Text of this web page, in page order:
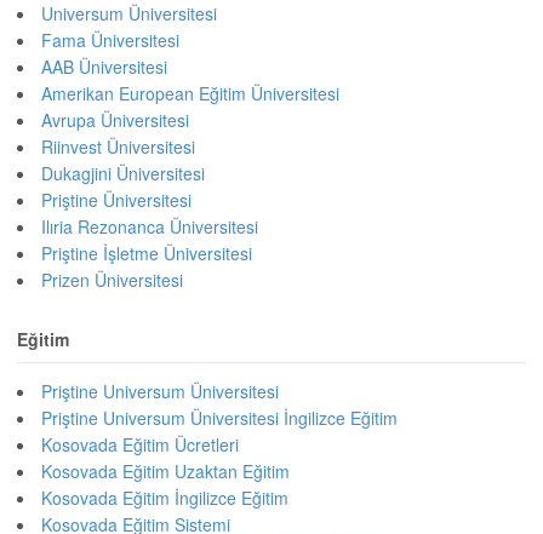
Universum Üniversitesi
Fama Üniversitesi
AAB Üniversitesi
Amerikan European Eğitim Üniversitesi
Avrupa Üniversitesi
Riinvest Üniversitesi
Dukagjini Üniversitesi
Priştine Üniversitesi
Ilıria Rezonanca Üniversitesi
Priştine İşletme Üniversitesi
Prizen Üniversitesi
Eğitim
Priştine Universum Üniversitesi
Priştine Universum Üniversitesi İngilizce Eğitim
Kosovada Eğitim Ücretleri
Kosovada Eğitim Uzaktan Eğitim
Kosovada Eğitim İngilizce Eğitim
Kosovada Eğitim Sistemi